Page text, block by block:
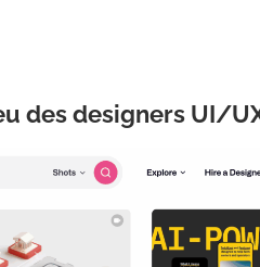
des designers UI/